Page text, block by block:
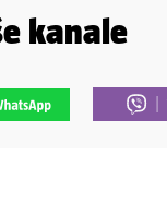
kanale